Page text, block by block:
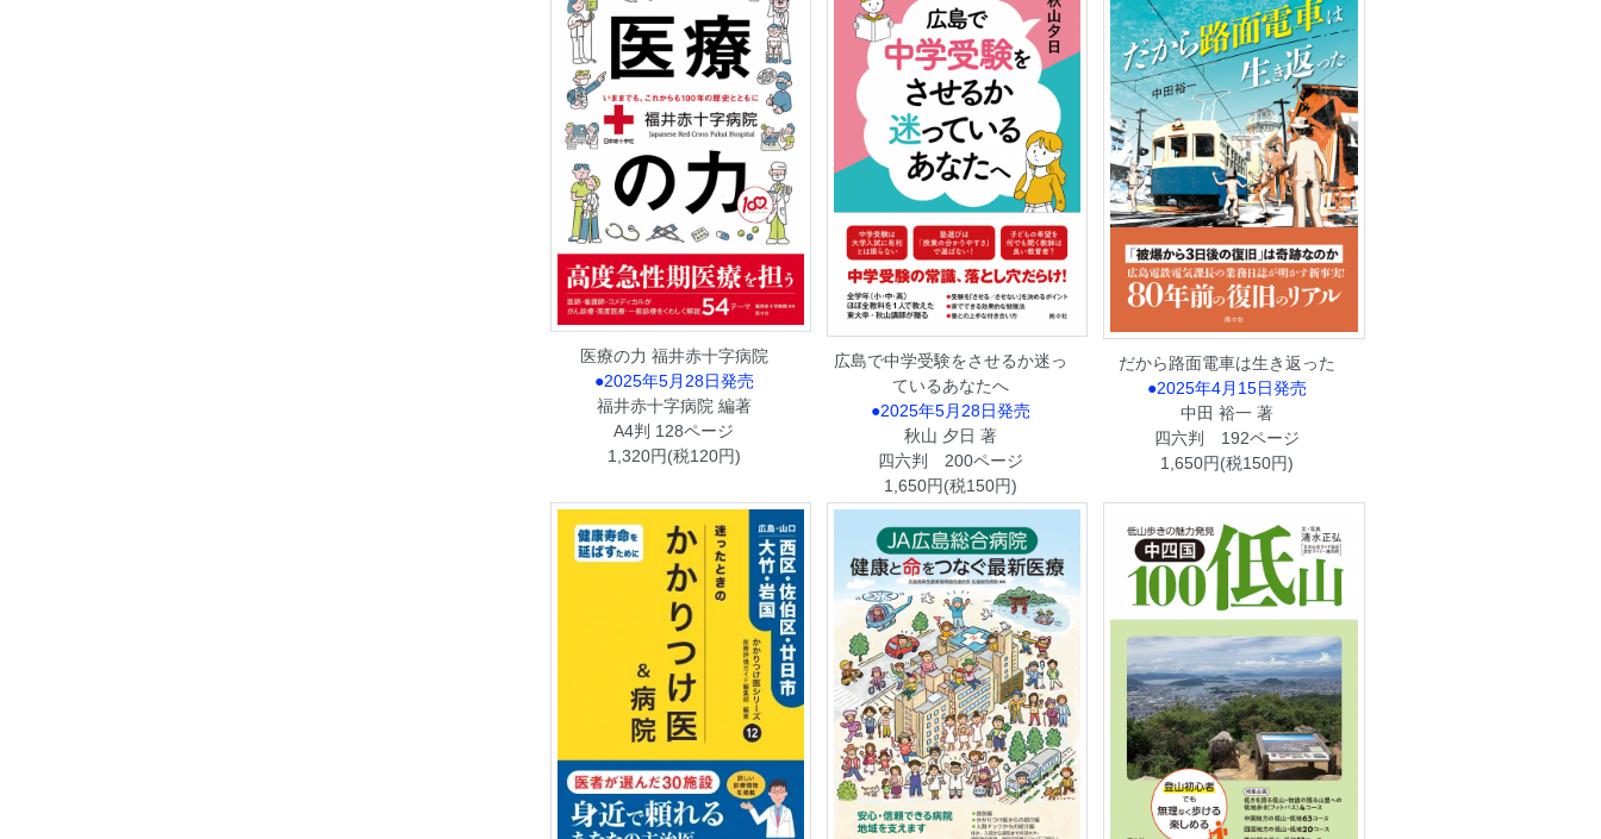
医療の力 福井赤十字病院
●2025年5月28日発売
福井赤十字病院 編著
A4判 128ページ
1,320円(税120円)
広島で中学受験をさせるか迷っ
ているあなたへ
●2025年5月28日発売
秋山 夕日 著
四六判 200ページ
1,650円(税150円)
だから路面電車は生き返った
●2025年4月15日発売
中田 裕一 著
四六判 192ページ
1,650円(税150円)